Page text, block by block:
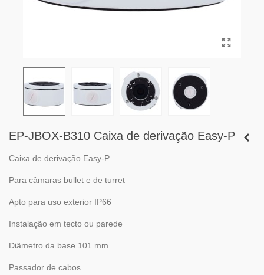
EP-JBOX-B310 Caixa de derivação Easy-P
Caixa de derivação Easy-P
Para câmaras bullet e de turret
Apto para uso exterior IP66
Instalação em tecto ou parede
Diâmetro da base 101 mm
Passador de cabos